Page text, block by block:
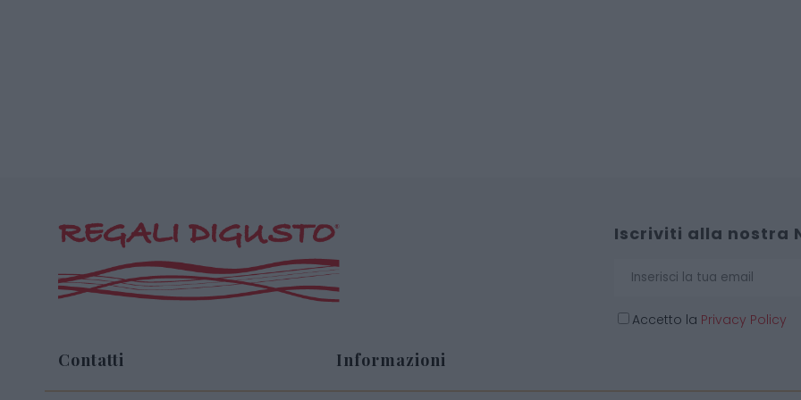
Iscriviti alla nostra
Accetto la Privacy Policy
Contatti Informazioni